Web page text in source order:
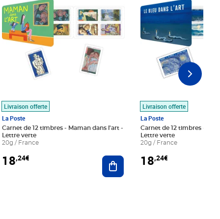
au panier
Livraison offerte
La Poste
Carnet de 12 timbres - Maman dans l'art -
Lettre verte
20g / France
18,24€ Ajouter au panier
Livraison offerte
La Poste
Carnet de 12 timbres - Le
Lettre verte
20g / France
18,24€